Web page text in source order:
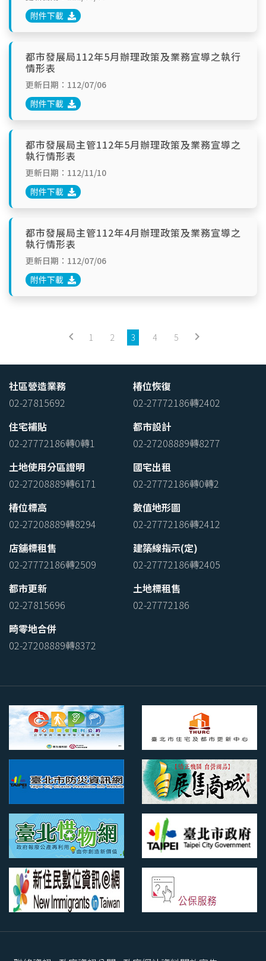
附件下載
都市發展局112年5月辦理政策及業務宣導之執行
情形表
更新日期：112/07/06
附件下載
都市發展局主管112年5月辦理政策及業務宣導之
執行情形表
更新日期：112/11/10
附件下載
都市發展局主管112年4月辦理政策及業務宣導之
執行情形表
更新日期：112/07/06
附件下載
keyboard_arrow_left 1 2 3 4 5 keyboard_arrow_right
社區營造業務
02-27815692
椿位恢復
02-27772186轉2402
住宅補貼
02-27772186轉0轉1
都市設計
02-27208889轉8277
土地使用分區證明
02-27208889轉6171
國宅出租
02-27772186轉0轉2
椿位標高
02-27208889轉8294
數值地形圖
02-27772186轉2412
店舖標租售
02-27772186轉2509
建築線指示(定)
02-27772186轉2405
都市更新
02-27815696
土地標租售
02-27772186
畸零地合併
02-27208889轉8372